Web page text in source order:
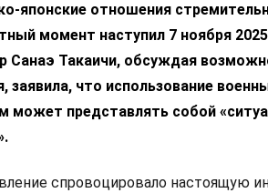
японские отношения
момент наступил 7 ноября
Санаэ Такаичи, обсуждая
заявила, что использование
может представлять собой
спровоцировало настоящую